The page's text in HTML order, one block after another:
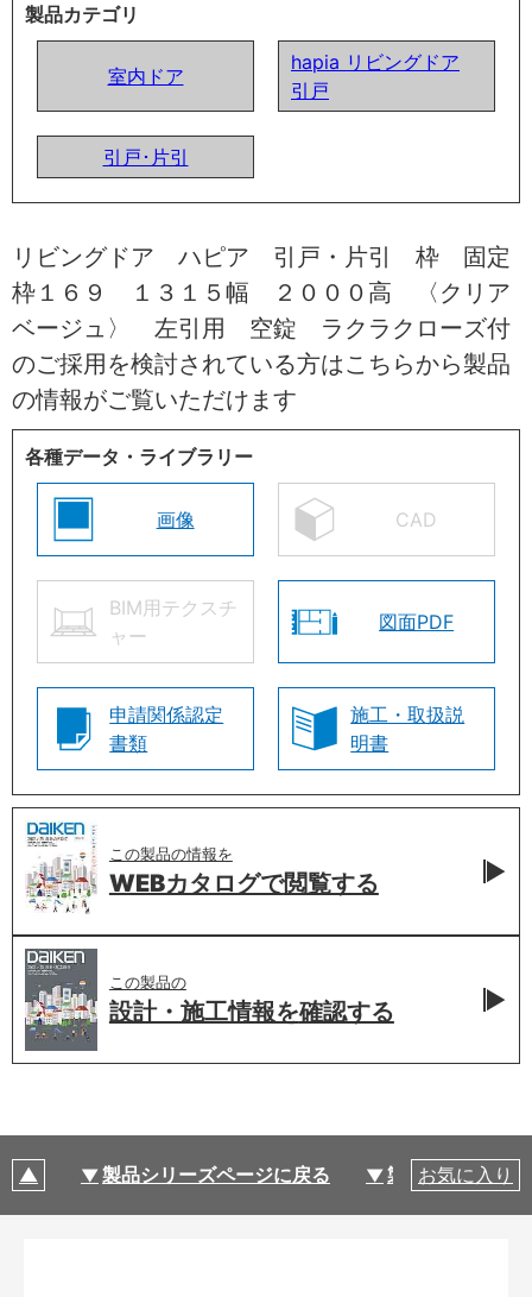
製品カテゴリ
室内ドア
hapia リビングドア
引戸
引戸･片引
リビングドア ハピア 引戸・片引 枠 固定
枠１６９ １３１５幅 ２０００高 〈クリア
ベージュ〉 左引用 空錠 ラクラクローズ付
のご採用を検討されている方はこちらから製品
の情報がご覧いただけます
各種データ・ライブラリー
画像 CAD
BIM用テクスチ
ャー
図面PDF
申請関係認定
書類
施工・取扱説
明書
この製品の情報を
WEBカタログで閲覧する
この製品の
設計・施工情報を確認する
製品シリーズページに戻る 製品仕様
お気に入り